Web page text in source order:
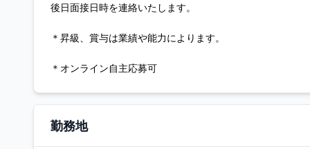
後日面接日時を連絡いたします。
＊昇級、賞与は業績や能力によります。
＊オンライン自主応募可
勤務地